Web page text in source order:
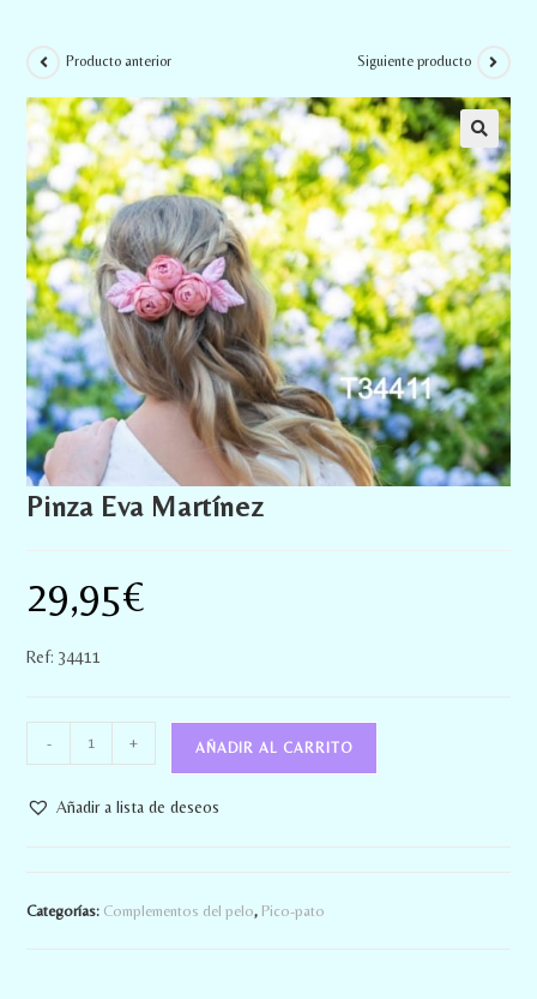
Producto anterior Siguiente producto
Pinza Eva Martínez
29,95€
Ref: 34411
- + AÑADIR AL CARRITO
Añadir a lista de deseos
Categorías: Complementos del pelo, Pico-pato